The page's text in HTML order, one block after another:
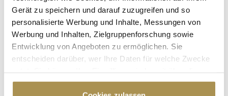
Gerät zu speichern und darauf zuzugreifen und so
personalisierte Werbung und Inhalte, Messungen von
Werbung und Inhalten, Zielgruppenforschung sowie
Entwicklung von Angeboten zu ermöglichen. Sie
entscheiden darüber, wer Ihre Daten für welche Zwecke
Cookie-Erklärung oder durch Klicken auf das Privacy